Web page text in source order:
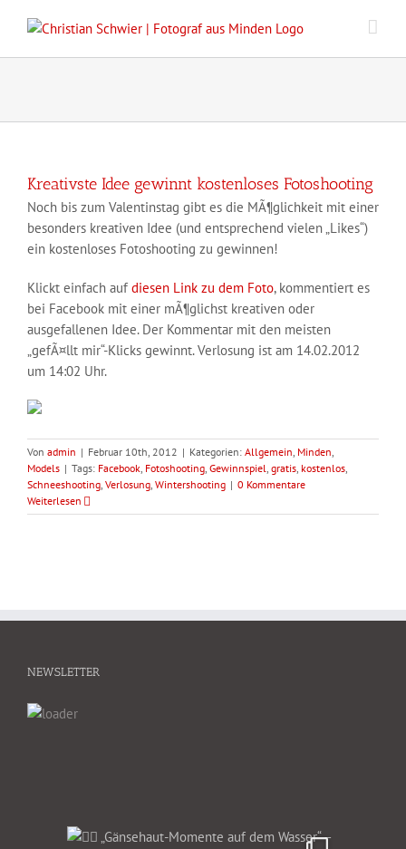
Inhalt
Kreativste Idee gewinnt kostenloses Fotoshooting
Noch bis zum Valentinstag gibt es die MÃ¶glichkeit mit einer
besonders kreativen Idee (und entsprechend vielen „Likes“)
ein kostenloses Fotoshooting zu gewinnen!
Klickt einfach auf diesen Link zu dem Foto, kommentiert es
bei Facebook mit einer mÃ¶glichst kreativen oder
ausgefallenen Idee. Der Kommentar mit den meisten
„gefÃ¤llt mir“-Klicks gewinnt. Verlosung ist am 14.02.2012
um 14:02 Uhr.
Von admin | Februar 10th, 2012 | Kategorien: Allgemein, Minden,
Models | Tags: Facebook, Fotoshooting, Gewinnspiel, gratis, kostenlos,
Schneeshooting, Verlosung, Wintershooting | 0 Kommentare
Weiterlesen
NEWSLETTER